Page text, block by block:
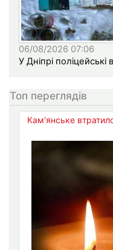
06/08/2026 07:06
У Дніпрі
Топ переглядів
Кам'янське